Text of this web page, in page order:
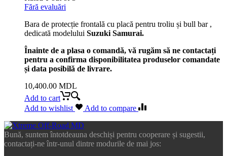
Fără evaluări
Bara de protecție frontală cu placă pentru troliu și bull bar ,
dedicată modelului Suzuki Samurai.
Înainte de a plasa o comandă, vă rugăm să ne contactați
pentru a confirma disponibilitatea produselor comandate
și data posibilă de livrare.
10,400.00 MDL
Add to cart
Add to wishlist
Add to compare
Bună, suntem întotdeauna deschiși pentru cooperare și sugestii,
contactați-ne într-unul dintre modurile de mai jos: